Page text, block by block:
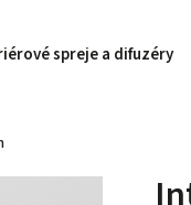
spreje a difuzéry